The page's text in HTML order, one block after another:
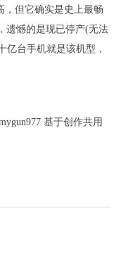
，但它确实是史上最畅
遗憾的是现已停产(无法
亿台手机就是该机型，
基于创作共用